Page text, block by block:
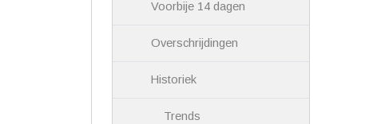
Voorbije 14 dagen
Overschrijdingen
Historiek
Trends